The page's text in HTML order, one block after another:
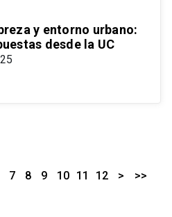
y entorno urbano:
desde la UC
7 8 9 10 11 12 > >>